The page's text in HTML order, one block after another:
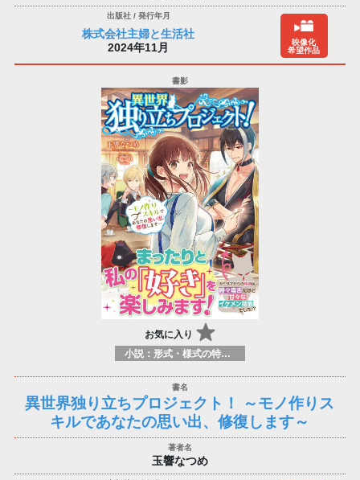
株式会社主婦と生活社
2024年11月
映像化
希望作品
お気に入り
小説：形式・様式の特徴：ラノベ（ライトノベルズ）
異世界独り立ちプロジェクト！ ～モノ作りス
キルであなたの思い出、修復します～
玉響なつめ